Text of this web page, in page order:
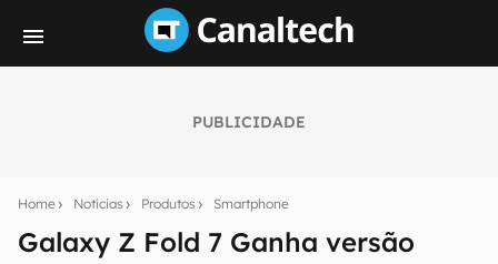
PUBLICIDADE
Home Notícias Produtos Smartphone
Galaxy Z Fold 7 Ganha versão
notícias e reviews sobre tecnologia em primeira
mão.